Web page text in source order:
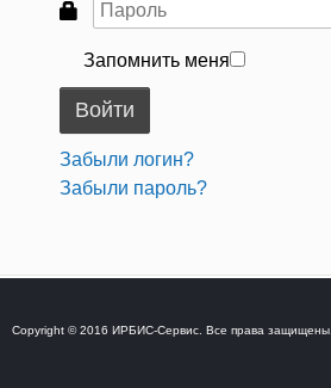
Запомнить меня
Войти
Забыли логин?
Забыли пароль?
Copyright © 2016 ИРБИС-Сервис. Все права защищены.